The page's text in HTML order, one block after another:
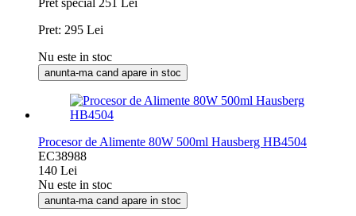
Pret: 295 Lei
Nu este in stoc
anunta-ma cand apare in stoc
Procesor de Alimente 80W 500ml Hausberg HB4504
EC38988
140 Lei
Nu este in stoc
anunta-ma cand apare in stoc